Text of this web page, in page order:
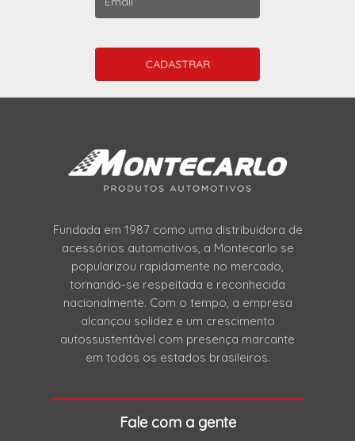
Fundada em 1987 como uma distribuidora de
acessórios automotivos, a Montecarlo se
popularizou rapidamente no mercado,
tornando-se respeitada e reconhecida
nacionalmente. Com o tempo, a empresa
alcançou solidez e um crescimento
autossustentável com presença marcante
em todos os estados brasileiros.
Fale com a gente